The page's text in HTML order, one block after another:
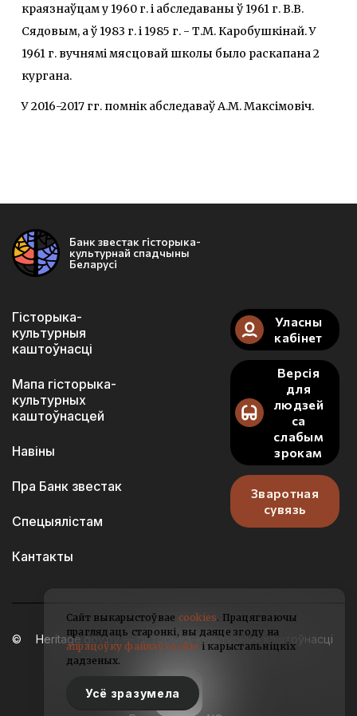
краязнаўцам у 1960 г. і абследаваны ў 1961 г. В.В.
Сядовым, а ў 1983 г. і 1985 г. - Т.М. Каробушкінай. У
1961 г. вучнямі мясцовай школы было раскапана 2
кургана.
У 2016-2017 гг. помнік абследаваў А.М. Максімовіч.
Банк звестак гісторыка-
культурнай спадчыны
Беларусі
Гісторыка-
культурныя
каштоўнасці
Мапа гісторыка-
культурных
каштоўнасцей
Навіны
Пра Банк звестак
Спецыялістам
Кантакты
Уласны
кабінет
Версія
для
людзей
са
слабым
зрокам
Зваротная
сувязь
Heritage.gov.by — гісторыка-культурныя каштоўнасці
Беларусі
Сайт выкарыстоўвае cookies. Працягваючы
праглядаць старонкі, вы даяце згоду на
апрацоўку файлаў cookie і карыстальніцкіх
дадзеных.
Усё зразумела